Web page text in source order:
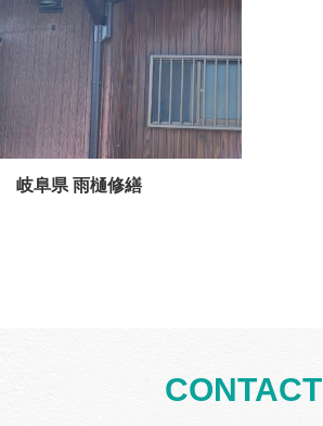
岐阜県 雨樋修繕
CONTACT